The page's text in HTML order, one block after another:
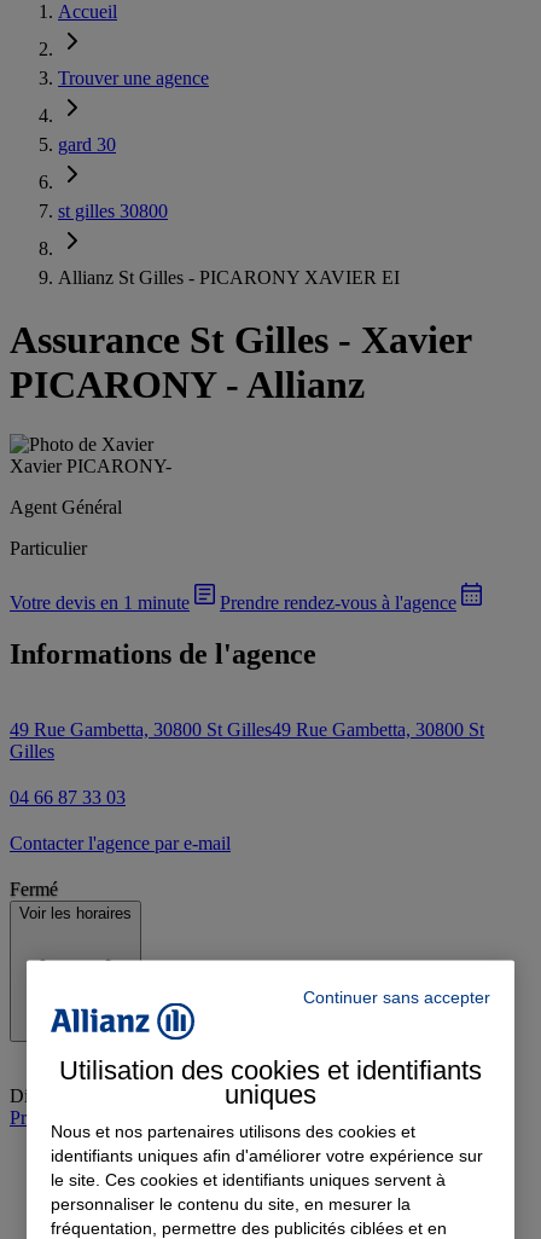
Accueil
Trouver une agence
gard 30
st gilles 30800
Allianz St Gilles - PICARONY XAVIER EI
Assurance St Gilles - Xavier
PICARONY - Allianz
Xavier PICARONY-
Agent Général
Particulier
Votre devis en 1 minute Prendre rendez-vous à l'agence
Informations de l'agence
49 Rue Gambetta, 30800 St Gilles49 Rue Gambetta, 30800 St
Gilles
04 66 87 33 03
Contacter l'agence par e-mail
Fermé
Voir les horaires
Dimanche
Prendre rendez-vous à l'agence
Continuer sans accepter
Utilisation des cookies et identifiants
uniques
Nous et nos partenaires utilisons des cookies et
identifiants uniques afin d'améliorer votre expérience sur
le site. Ces cookies et identifiants uniques servent à
personnaliser le contenu du site, en mesurer la
fréquentation, permettre des publicités ciblées et en